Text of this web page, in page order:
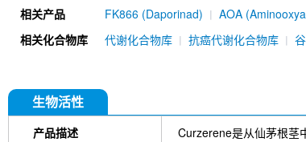
相关产品 FK866 (Daporinad) AOA
FIDAS-3
SHIN1(RZ-2994)
相关化合物库 代谢化合物库 抗癌代谢化合物库
生物活性
产品描述 Curzerene是从仙茅根茎